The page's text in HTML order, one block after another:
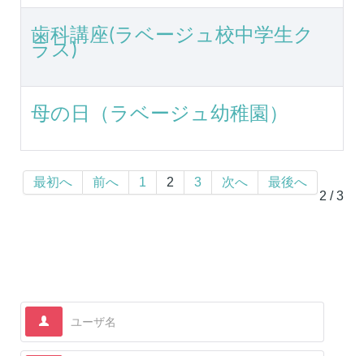
歯科講座(ラベージュ校中学生ク
ラス)
母の日（ラベージュ幼稚園）
2 / 3
最初へ 前へ 1 2 3 次へ 最後へ
ユーザ名